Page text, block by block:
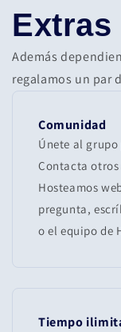
Extras
Además
regalamos un par
Comunidad
Únete al
Contacta
Hosteamos
pregunta,
o el equipo de
Tiempo